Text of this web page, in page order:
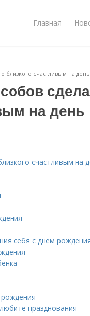
Главная
близкого счастливым на
на день
счастливым на
себя с днем
празднования